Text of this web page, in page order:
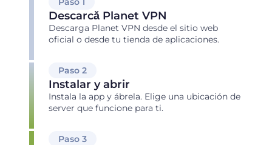
Descarcă Planet VPN
Descarga Planet VPN desde el sitio web
oficial o desde tu tienda de aplicaciones.
Paso 2
Instalar y abrir
Instala la app y ábrela. Elige una ubicación de
server que funcione para ti.
Paso 3